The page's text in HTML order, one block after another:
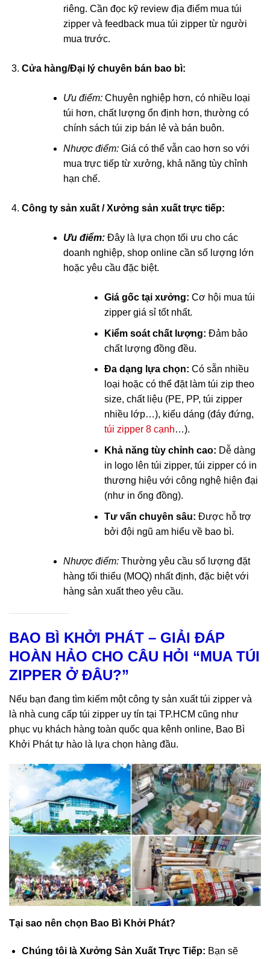
riêng. Cần đọc kỹ review địa điểm mua túi
zipper và feedback mua túi zipper từ người
mua trước.
Cửa hàng/Đại lý chuyên bán bao bì:
Ưu điểm:Chuyên nghiệp hơn, có nhiều loại
túi hơn, chất lượng ổn định hơn, thường có
chính sách túi zip bán lẻ và bán buôn.
Nhược điểm:Giá có thể vẫn cao hơn so với
mua trực tiếp từ xưởng, khả năng tùy chỉnh
hạn chế.
Công ty sản xuất / Xưởng sản xuất trực tiếp:
Ưu điểm:Đây là lựa chọn tối ưu cho các
doanh nghiệp, shop online cần số lượng lớn
hoặc yêu cầu đặc biệt.
Giá gốc tại xưởng: Cơ hội mua túi
zipper giá sỉ tốt nhất.
Kiểm soát chất lượng: Đảm bảo
chất lượng đồng đều.
Đa dạng lựa chọn: Có sẵn nhiều
loại hoặc có thể đặt làm túi zip theo
size, chất liệu (PE, PP, túi zipper
nhiều lớp…), kiểu dáng (đáy đứng,
túi zipper 8 cạnh…).
Khả năng tùy chỉnh cao: Dễ dàng
in logo lên túi zipper, túi zipper có in
thương hiệu với công nghệ hiện đại
(như in ống đồng).
Tư vấn chuyên sâu: Được hỗ trợ
bởi đội ngũ am hiểu về bao bì.
Nhược điểm:Thường yêu cầu số lượng đặt
hàng tối thiểu (MOQ) nhất định, đặc biệt với
hàng sản xuất theo yêu cầu.
BAO BÌ KHỞI PHÁT – GIẢI ĐÁP
HOÀN HẢO CHO CÂU HỎI “MUA TÚI
ZIPPER Ở ĐÂU?”
Nếu bạn đang tìm kiếm một công ty sản xuất túi zipper và
là nhà cung cấp túi zipper uy tín tại TP.HCM cũng như
phục vụ khách hàng toàn quốc qua kênh online, Bao Bì
Khởi Phát tự hào là lựa chọn hàng đầu.
tốt
Tại sao nên chọn Bao Bì Khởi Phát?
Chúng tôi là Xưởng Sản Xuất Trực Tiếp: Bạn sẽ